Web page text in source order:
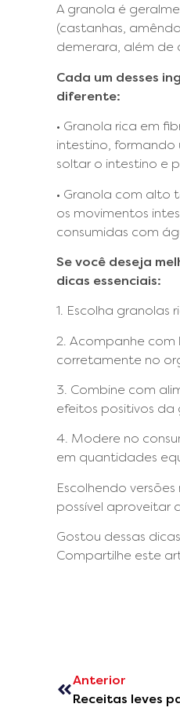
A granola é
(castanhas,
demerara, além de
Cada um desses
diferente:
• Granola rica em
intestino, formando
soltar o intestino e
• Granola com alto
os movimentos
consumidas com
Se você deseja
dicas essenciais:
1. Escolha granolas
2. Acompanhe com
corretamente no
3. Combine com
efeitos positivos da
4. Modere no
em quantidades
Escolhendo
possível aproveitar
Gostou dessas
Compartilhe este
Anterior